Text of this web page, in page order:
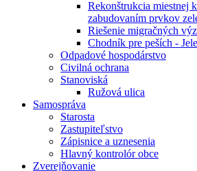
Rekonštrukcia miestnej
zabudovaním prvkov
Riešenie migračných
Chodník pre peších -
Odpadové hospodárstvo
Civilná ochrana
Stanoviská
Ružová ulica
Samospráva
Starosta
Zastupiteľstvo
Zápisnice a uznesenia
Hlavný kontrolór obce
Zverejňovanie